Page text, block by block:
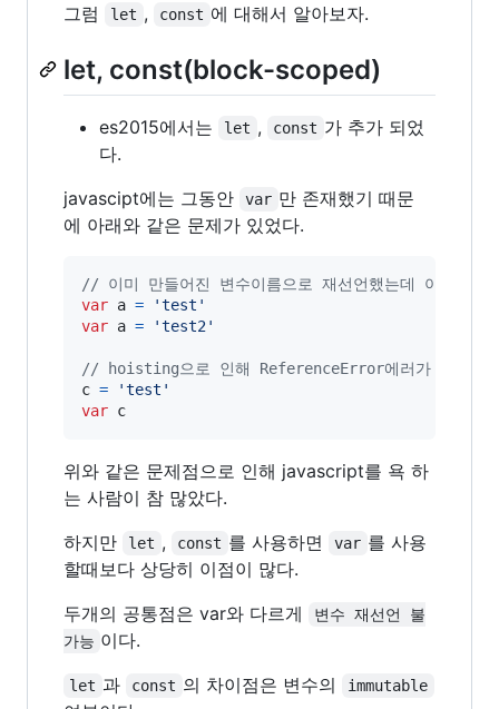
그럼
let , const 에 대해서 알아보자.
let, const(block-scoped)
es2015에서는 let , const 가 추가 되었
다.
javascipt에는 그동안
var 만 존재했기 때문
에 아래와 같은 문제가 있었다.
// 이미 만들어진 변수이름으로 재선언했는데 아무런
var a =
'test'
var a = 'test2'
// hoisting으로 인해 ReferenceError에러가 안난다.
c =
'test'
var c
위와 같은 문제점으로 인해 javascript를 욕 하
는 사람이 참 많았다.
하지만
let , const 를 사용하면 var 를 사용
할때보다 상당히 이점이 많다.
두개의 공통점은 var와 다르게
변수 재선언 불
가능 이다.
let 과 const 의 차이점은 변수의 immutable